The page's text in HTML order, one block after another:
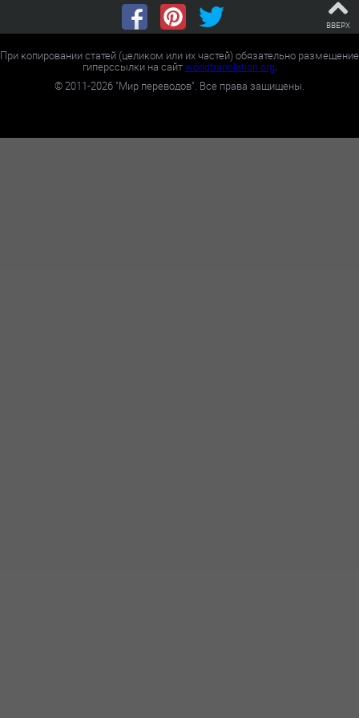
ВВЕРХ
При копировании статей (целиком или их частей) обязательно размещение
гиперссылки на сайтworldtranslation.org.
©2011-2026 "Мир переводов". Все права защищены.